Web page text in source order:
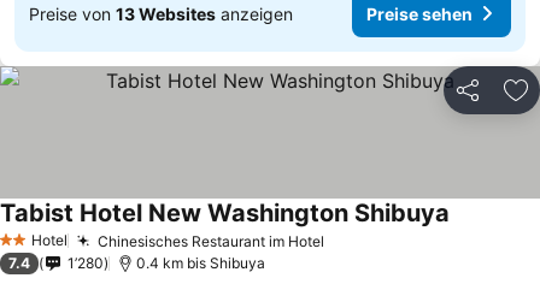
Preise von 13 Websites anzeigen Preise sehen
Teilen
2 Sterne
Hotel Chinesisches Restaurant im Hotel
Tabist Hotel New Washington Shibuya
7.4 1’280 0.4 km bis Shibuya